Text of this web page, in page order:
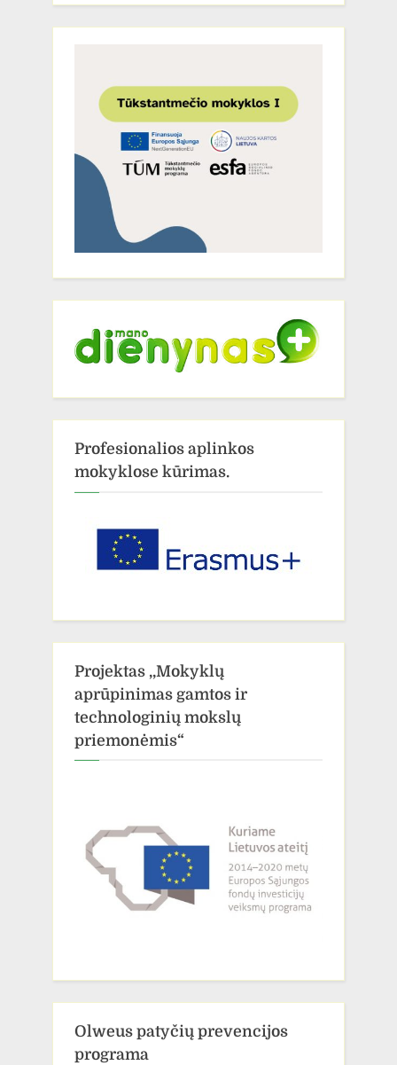
Profesionalios aplinkos
mokyklose kūrimas.
Projektas ,,Mokyklų
aprūpinimas gamtos ir
technologinių mokslų
priemonėmis“
Olweus patyčių prevencijos
programa